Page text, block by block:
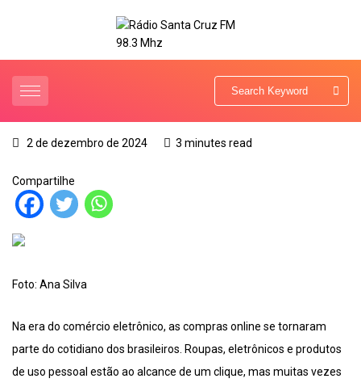
2 de dezembro de 2024 3 minutes read
Compartilhe
Foto: Ana Silva
Na era do comércio eletrônico, as compras online se tornaram
parte do cotidiano dos brasileiros. Roupas, eletrônicos e produtos
de uso pessoal estão ao alcance de um clique, mas muitas vezes